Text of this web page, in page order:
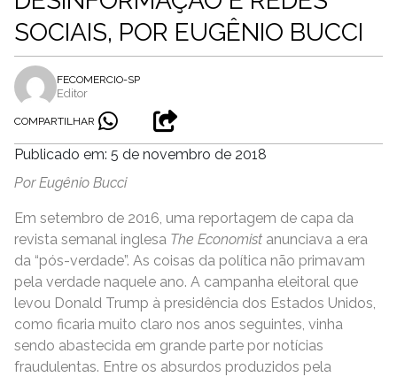
SOCIAIS, POR EUGÊNIO BUCCI
COMPARTILHAR
FECOMERCIO-SP
Editor
Publicado em: 5 de novembro de 2018
Por Eugênio Bucci
Em setembro de 2016, uma reportagem de capa da
revista semanal inglesa The Economist anunciava a era
da “pós-verdade”. As coisas da política não primavam
pela verdade naquele ano. A campanha eleitoral que
levou Donald Trump à presidência dos Estados Unidos,
como ficaria muito claro nos anos seguintes, vinha
sendo abastecida em grande parte por notícias
fraudulentas. Entre os absurdos produzidos pela